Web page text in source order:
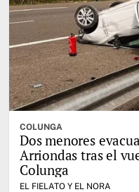
COLUNGA
Dos menores
Arriondas tras el
Colunga
EL FIELATO Y EL NORA